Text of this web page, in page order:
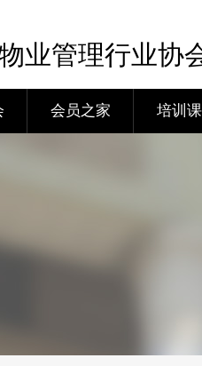
业管理行业协
会员之家 培训